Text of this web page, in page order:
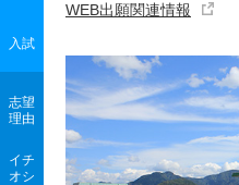
WEB出願関連情報
入試
志望
理由
イチ
オシ